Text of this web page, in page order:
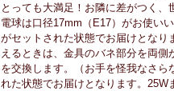
とっても大満足！お隣に差がつく、
電球は口径17mm（E17）がお使い
がセットされた状態でお届けとな
えるときは、金具のバネ部分を両
を交換します。（お手を怪我なさ
れた状態でお届けとなります。